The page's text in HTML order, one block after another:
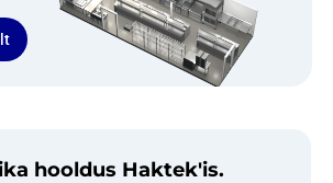
hooldus Haktek'is.